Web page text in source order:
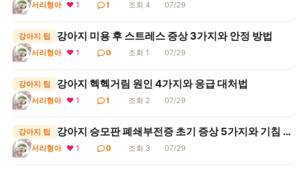
서리형아 ❤ 1 1 조회 4 07/29
강아지 팁 강아지 미용 후 스트레스 증상 3가지와 안정 방법
서리형아 ❤ 1 0 조회 1 07/29
강아지 팁 강아지 헥헥거림 원인 4가지와 응급 대처법
서리형아 ❤ 1 1 조회 2 07/29
강아지 팁 강아지 승모판 폐쇄부전증 초기 증상 5가지와 기침 구분법
서리형아 ❤ 1 0 조회 3 07/29